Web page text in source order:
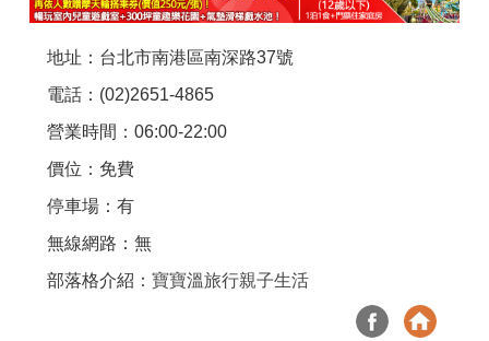
地址：台北市南港區南深路37號
電話：(02)2651-4865
營業時間：06:00-22:00
價位：免費
停車場：有
無線網路：無
部落格介紹： 寶寶溫旅行親子生活